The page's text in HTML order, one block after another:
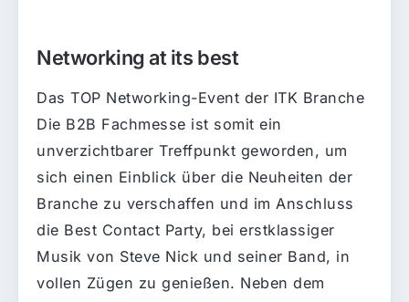
Networking at its best
Das TOP Networking-Event der ITK Branche
Die B2B Fachmesse ist somit ein
unverzichtbarer Treffpunkt geworden, um
sich einen Einblick über die Neuheiten der
Branche zu verschaffen und im Anschluss
die Best Contact Party, bei erstklassiger
Musik von Steve Nick und seiner Band, in
vollen Zügen zu genießen. Neben dem